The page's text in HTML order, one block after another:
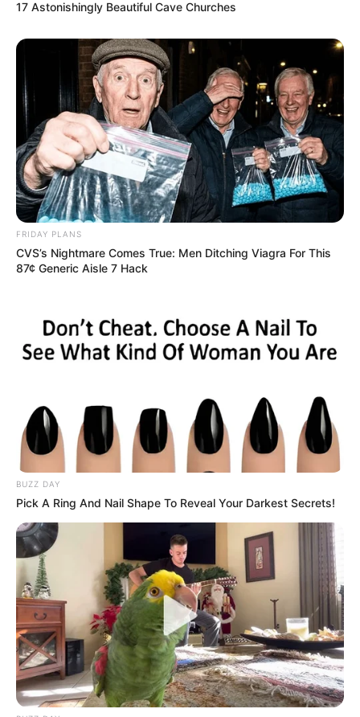
17 Astonishingly Beautiful Cave Churches
FRIDAY PLANS
CVS’s Nightmare Comes True: Men Ditching Viagra For This
87¢ Generic Aisle 7 Hack
BUZZ DAY
Pick A Ring And Nail Shape To Reveal Your Darkest Secrets!